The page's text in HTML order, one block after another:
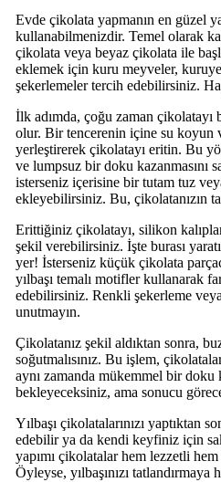
Evde çikolata yapmanın en güzel
kullanabilmenizdir. Temel olarak
çikolata veya beyaz çikolata ile
eklemek için kuru meyveler,
şekerlemeler tercih edebilirsiniz.
İlk adımda, çoğu zaman
olur. Bir tencerenin içine su koyun
yerleştirerek çikolatayı eritin. Bu
ve lumpsuz bir doku kazanmasını
isterseniz içerisine bir tutam tuz
ekleyebilirsiniz. Bu, çikolatanızın
Erittiğiniz çikolatayı, silikon
şekil verebilirsiniz. İşte burası
yer! İsterseniz küçük çikolata
yılbaşı temalı motifler kullanarak
edebilirsiniz. Renkli şekerleme
unutmayın.
Çikolatanız şekil aldıktan sonra,
soğutmalısınız. Bu işlem,
aynı zamanda mükemmel bir doku
bekleyeceksiniz, ama sonucu
Yılbaşı çikolatalarınızı yaptıktan
edebilir ya da kendi keyfiniz için
yapımı çikolatalar hem lezzetli
Öyleyse, yılbaşınızı tatlandırmaya